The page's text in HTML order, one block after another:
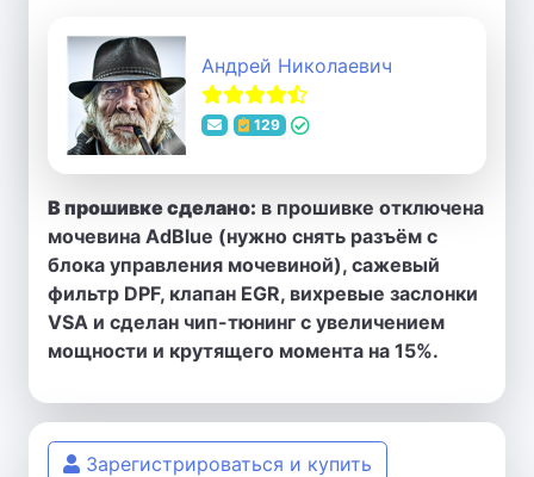
Андрей Николаевич
129
В прошивке сделано: в прошивке отключена
мочевина AdBlue (нужно снять разъём с
блока управления мочевиной), сажевый
фильтр DPF, клапан EGR, вихревые заслонки
VSA и сделан чип-тюнинг с увеличением
мощности и крутящего момента на 15%.
Зарегистрироваться и купить